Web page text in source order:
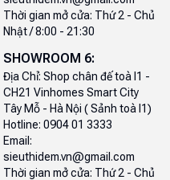
Thời gian mở cửa: Thứ 2 - Chủ
Nhật / 8:00 - 21:30
SHOWROOM 6:
Địa Chỉ: Shop chân đế toà I1 -
CH21 Vinhomes Smart City
Tây Mỗ - Hà Nội ( Sảnh toà I1)
Hotline: 0904 01 3333
Email:
sieuthidem.vn@gmail.com
Thời gian mở cửa: Thứ 2 - Chủ